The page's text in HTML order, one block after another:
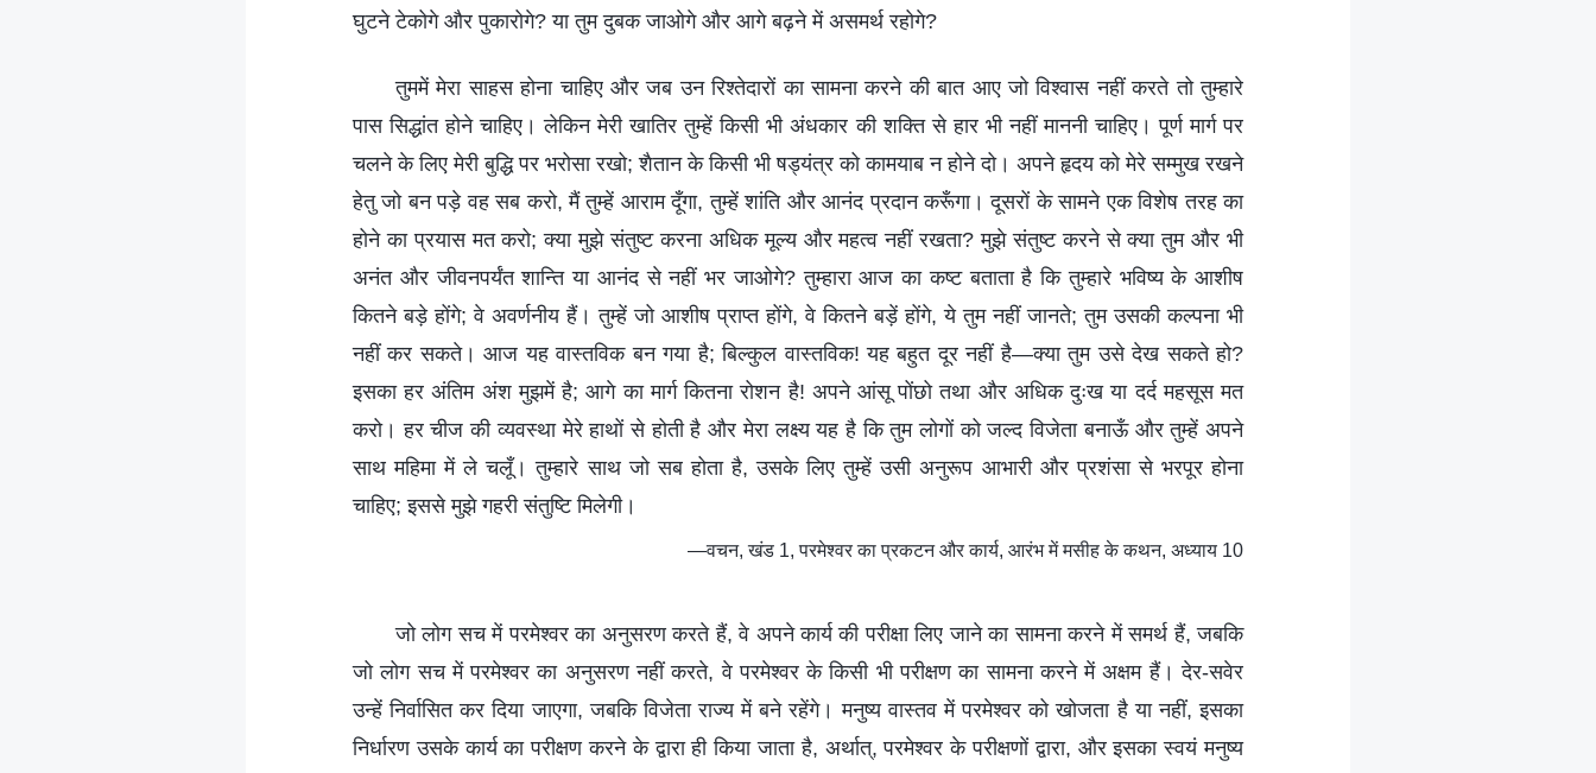
घुटने टेकोगे और पुकारोगे? या तुम दुबक जाओगे और आगे बढ़ने में असमर्थ रहोगे?
तुममें मेरा साहस होना चाहिए और जब उन रिश्तेदारों का सामना करने की बात आए जो विश्वास नहीं करते तो तुम्हारे
पास सिद्धांत होने चाहिए। लेकिन मेरी खातिर तुम्हें किसी भी अंधकार की शक्ति से हार भी नहीं माननी चाहिए। पूर्ण मार्ग पर
चलने के लिए मेरी बुद्धि पर भरोसा रखो; शैतान के किसी भी षड्यंत्र को कामयाब न होने दो। अपने हृदय को मेरे सम्मुख रखने
हेतु जो बन पड़े वह सब करो, मैं तुम्हें आराम दूँगा, तुम्हें शांति और आनंद प्रदान करूँगा। दूसरों के सामने एक विशेष तरह का
होने का प्रयास मत करो; क्या मुझे संतुष्ट करना अधिक मूल्य और महत्व नहीं रखता? मुझे संतुष्ट करने से क्या तुम और भी
अनंत और जीवनपर्यंत शान्ति या आनंद से नहीं भर जाओगे? तुम्हारा आज का कष्ट बताता है कि तुम्हारे भविष्य के आशीष
कितने बड़े होंगे; वे अवर्णनीय हैं। तुम्हें जो आशीष प्राप्त होंगे, वे कितने बड़ें होंगे, ये तुम नहीं जानते; तुम उसकी कल्पना भी
नहीं कर सकते। आज यह वास्तविक बन गया है; बिल्कुल वास्तविक! यह बहुत दूर नहीं है—क्या तुम उसे देख सकते हो?
इसका हर अंतिम अंश मुझमें है; आगे का मार्ग कितना रोशन है! अपने आंसू पोंछो तथा और अधिक दुःख या दर्द महसूस मत
करो। हर चीज की व्यवस्था मेरे हाथों से होती है और मेरा लक्ष्य यह है कि तुम लोगों को जल्द विजेता बनाऊँ और तुम्हें अपने
साथ महिमा में ले चलूँ। तुम्हारे साथ जो सब होता है, उसके लिए तुम्हें उसी अनुरूप आभारी और प्रशंसा से भरपूर होना
चाहिए; इससे मुझे गहरी संतुष्टि मिलेगी।
—वचन, खंड 1, परमेश्वर का प्रकटन और कार्य, आरंभ में मसीह के कथन, अध्याय 10
जो लोग सच में परमेश्वर का अनुसरण करते हैं, वे अपने कार्य की परीक्षा लिए जाने का सामना करने में समर्थ हैं, जबकि
जो लोग सच में परमेश्वर का अनुसरण नहीं करते, वे परमेश्वर के किसी भी परीक्षण का सामना करने में अक्षम हैं। देर-सवेर
उन्हें निर्वासित कर दिया जाएगा, जबकि विजेता राज्य में बने रहेंगे। मनुष्य वास्तव में परमेश्वर को खोजता है या नहीं, इसका
निर्धारण उसके कार्य का परीक्षण करने के द्वारा ही किया जाता है, अर्थात्, परमेश्वर के परीक्षणों द्वारा, और इसका स्वयं मनुष्य